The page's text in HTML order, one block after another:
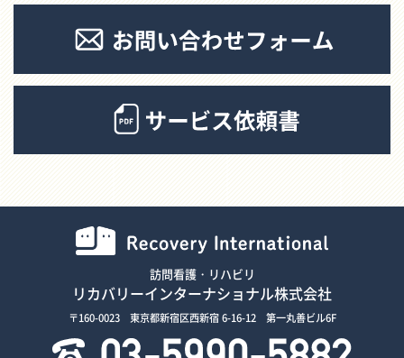
訪問看護・リハビリ
リカバリーインターナショナル株式会社
〒160-0023 東京都新宿区西新宿 6-16-12 第一丸善ビル6F